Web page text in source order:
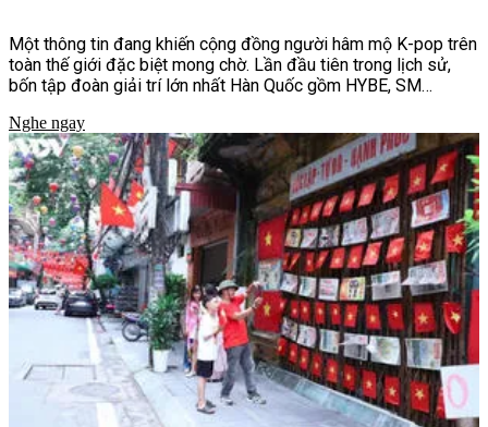
Một thông tin đang khiến cộng đồng người hâm mộ K-pop trên
toàn thế giới đặc biệt mong chờ. Lần đầu tiên trong lịch sử,
bốn tập đoàn giải trí lớn nhất Hàn Quốc gồm HYBE, SM
cùng bắt tay tổ chức lễ hội âm nhạc và văn hóa quy mô quốc tế
mang tên Fanomenon.
Nghe ngay